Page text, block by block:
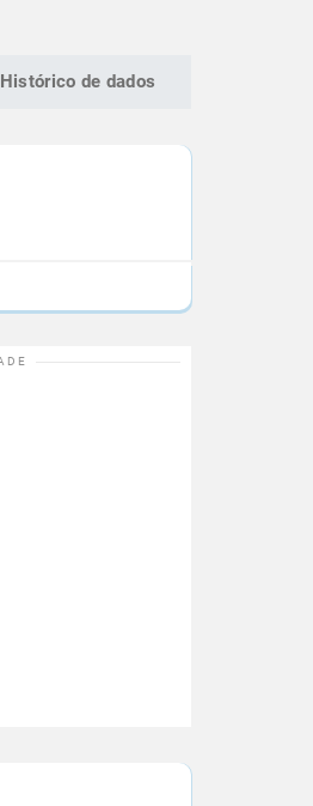
Histórico de dados